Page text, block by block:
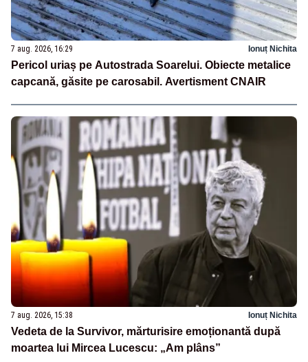
7 aug. 2026, 16:29 Ionuț Nichita
Pericol uriaș pe Autostrada Soarelui. Obiecte metalice
capcană, găsite pe carosabil. Avertisment CNAIR
7 aug. 2026, 15:38 Ionuț Nichita
Vedeta de la Survivor, mărturisire emoționantă după
moartea lui Mircea Lucescu: „Am plâns”